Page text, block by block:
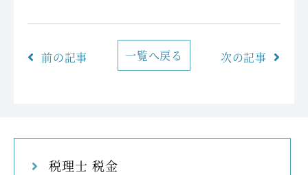
税理士 税金
前の記事 一覧へ戻る 次の記事